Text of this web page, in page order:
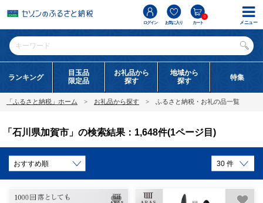
ログイン お気に入り カート
0
ランキング
目玉品
限定品
お礼品から
探す
地域から
探す
特集
「ふるさと納税」ホーム お礼品から探す ふるさと納税・お礼の品一覧
「石川県加賀市」の検索結果：1,648件(1ページ目)
メニュー